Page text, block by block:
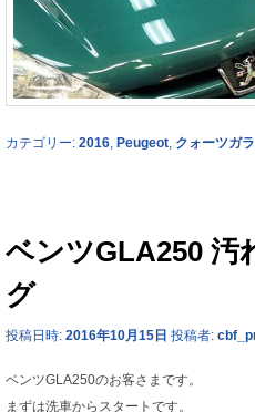
カテゴリー: 2016, Peugeot, クォーツガ
ベンツGLA250 汚
グ
投稿日時: 2016年10月15日 投稿者:
ベンツGLA250のお客さまです。
まずは洗車からスタートです。